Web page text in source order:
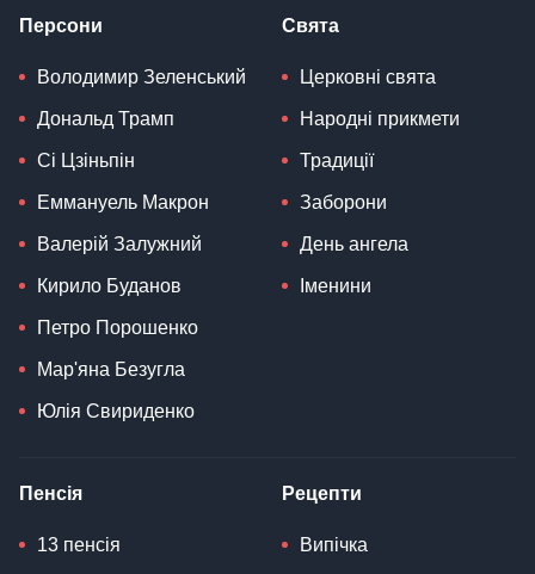
Персони
Володимир Зеленський
Дональд Трамп
Сі Цзіньпін
Еммануель Макрон
Валерій Залужний
Кирило Буданов
Петро Порошенко
Мар'яна Безугла
Юлія Свириденко
Свята
Церковні свята
Народні прикмети
Традиції
Заборони
День ангела
Іменини
Пенсія
13 пенсія
Рецепти
Випічка